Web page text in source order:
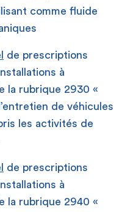
comme fluide
de prescriptions
à
la rubrique 2930 «
de véhicules
les activités de
de prescriptions
à
la rubrique 2940 «